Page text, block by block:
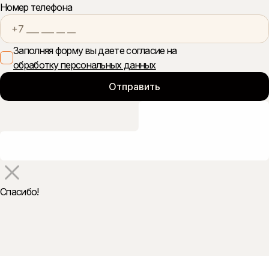
Номер телефона
Заполняя форму вы даете согласие на
обработку персональных данных
Спасибо!